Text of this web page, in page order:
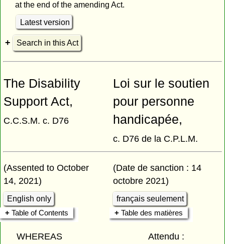
at the end of the amending Act.
Latest version
Search in this Act
The Disability
Support Act,
C.C.S.M. c. D76
Loi sur le soutien
pour personne
handicapée,
c. D76 de la C.P.L.M.
(Assented to October
14, 2021)
(Date de sanction : 14
octobre 2021)
English only
français seulement
Table of Contents
Table des matières
WHEREAS
Attendu :